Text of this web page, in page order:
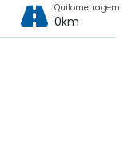
Quilometragem
0km